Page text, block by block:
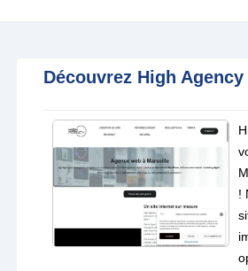
Découvrez High Agency
!